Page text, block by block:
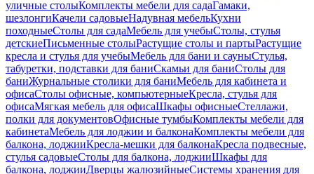
уличные столыКомплекты мебели для садаГамаки,
шезлонгиКачели садовыеНадувная мебельКухни
походныеСтолы для садаМебель для учебыСтолы, стулья
детскиеПисьменные столыРастущие столы и партыРастущие
кресла и стулья для учебыМебель для бани и сауныСтулья,
табуретки, подставки для баниСкамьи для баниСтолы для
баниЖурнальные столики для баниМебель для кабинета и
офисаСтолы офисные, компьютерныеКресла, стулья для
офисаМягкая мебель для офисаШкафы офисныеСтеллажи,
полки для документовОфисные тумбыКомплекты мебели для
кабинетаМебель для лоджии и балконаКомплекты мебели для
балкона, лоджииКресла-мешки для балконаКресла подвесные,
стулья садовыеСтолы для балкона, лоджииШкафы для
балкона, лоджииДверцы жалюзийныеСистемы хранения для